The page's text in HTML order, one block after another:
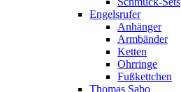
Engelsrufer
Anhänger
Armbänder
Ketten
Ohrringe
Fußkettchen
Thomas Sabo